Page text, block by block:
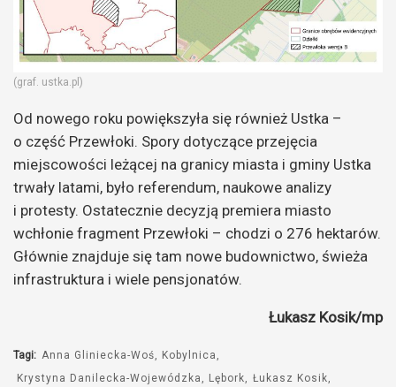
(graf. ustka.pl)
Od nowego roku powiększyła się również Ustka –
o część Przewłoki. Spory dotyczące przejęcia
miejscowości leżącej na granicy miasta i gminy Ustka
trwały latami, było referendum, naukowe analizy
i protesty. Ostatecznie decyzją premiera miasto
wchłonie fragment Przewłoki – chodzi o 276 hektarów.
Głównie znajduje się tam nowe budownictwo, świeża
infrastruktura i wiele pensjonatów.
Łukasz Kosik/mp
Tagi: Anna Gliniecka-Woś
Kobylnica
Krystyna Danilecka-Wojewódzka
Lębork
Łukasz Kosik